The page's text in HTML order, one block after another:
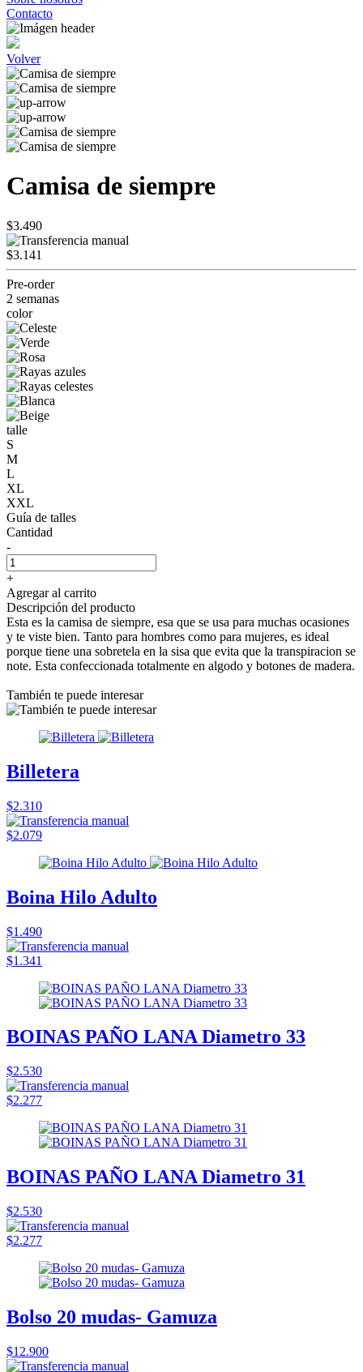
Contacto
Volver
Camisa de siempre
$3.490
$3.141
Pre-order
2 semanas
color
talle
S
M
L
XL
XXL
Guía de talles
Cantidad
-
+
Agregar al carrito
Descripción del producto
Esta es la camisa de siempre, esa que se usa para muchas ocasiones
y te viste bien. Tanto para hombres como para mujeres, es ideal
porque tiene una sobretela en la sisa que evita que la transpiracion se
note. Esta confeccionada totalmente en algodo y botones de madera.
También te puede interesar
Billetera
$2.310
$2.079
Boina Hilo Adulto
$1.490
$1.341
BOINAS PAÑO LANA Diametro 33
$2.530
$2.277
BOINAS PAÑO LANA Diametro 31
$2.530
$2.277
Bolso 20 mudas- Gamuza
$12.900